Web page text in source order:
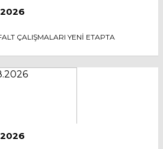
ÇALIŞMALARI YENİ ETAPTA